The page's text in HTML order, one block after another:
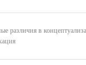
различия в